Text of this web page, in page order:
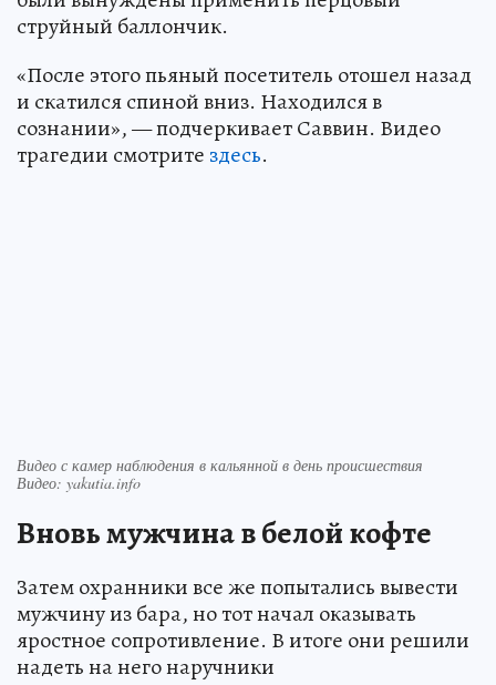
струйный баллончик.
«После этого пьяный посетитель отошел назад
и скатился спиной вниз. Находился в
сознании», — подчеркивает Саввин. Видео
трагедии смотрите здесь.
Видео с камер наблюдения в кальянной в день происшествия
Видео: yakutia.info
Вновь мужчина в белой кофте
Затем охранники все же попытались вывести
мужчину из бара, но тот начал оказывать
яростное сопротивление. В итоге они решили
надеть на него наручники